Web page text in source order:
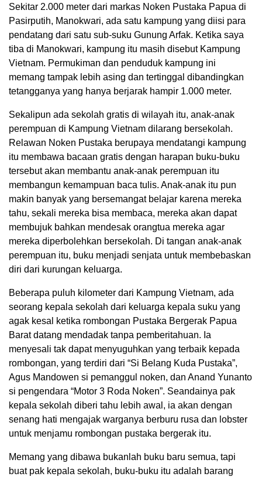
Sekitar 2.000 meter dari markas Noken Pustaka Papua di
Pasirputih, Manokwari, ada satu kampung yang diisi para
pendatang dari satu sub-suku Gunung Arfak. Ketika saya
tiba di Manokwari, kampung itu masih disebut Kampung
Vietnam. Permukiman dan penduduk kampung ini
memang tampak lebih asing dan tertinggal dibandingkan
tetangganya yang hanya berjarak hampir 1.000 meter.
Sekalipun ada sekolah gratis di wilayah itu, anak-anak
perempuan di Kampung Vietnam dilarang bersekolah.
Relawan Noken Pustaka berupaya mendatangi kampung
itu membawa bacaan gratis dengan harapan buku-buku
tersebut akan membantu anak-anak perempuan itu
membangun kemampuan baca tulis. Anak-anak itu pun
makin banyak yang bersemangat belajar karena mereka
tahu, sekali mereka bisa membaca, mereka akan dapat
membujuk bahkan mendesak orangtua mereka agar
mereka diperbolehkan bersekolah. Di tangan anak-anak
perempuan itu, buku menjadi senjata untuk membebaskan
diri dari kurungan keluarga.
Beberapa puluh kilometer dari Kampung Vietnam, ada
seorang kepala sekolah dari keluarga kepala suku yang
agak kesal ketika rombongan Pustaka Bergerak Papua
Barat datang mendadak tanpa pemberitahuan. Ia
menyesali tak dapat menyuguhkan yang terbaik kepada
rombongan, yang terdiri dari “Si Belang Kuda Pustaka”,
Agus Mandowen si pemanggul noken, dan Anand Yunanto
si pengendara “Motor 3 Roda Noken”. Seandainya pak
kepala sekolah diberi tahu lebih awal, ia akan dengan
senang hati mengajak warganya berburu rusa dan lobster
untuk menjamu rombongan pustaka bergerak itu.
Memang yang dibawa bukanlah buku baru semua, tapi
buat pak kepala sekolah, buku-buku itu adalah barang